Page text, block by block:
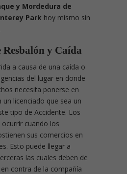
y Mordedura de
Park hoy mismo sin
Resbalón y Caída
a causa de una caída o
del lugar en donde
necesita ponerse en
licenciado que sea un
tipo de Accidente. Los
cuando los
sus comercios en
Esto puede llegar a
las cuales deben de
contra de la compañía